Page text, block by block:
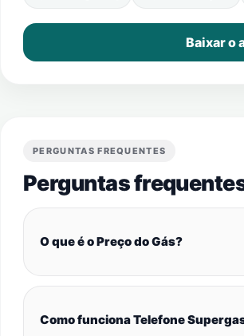
Baixar o
PERGUNTAS FREQUENTES
Perguntas
O que é o Preço do Gás?
Como funciona Telefone